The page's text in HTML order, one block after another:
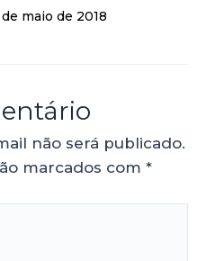
de maio de 2018
não será publicado.
marcados com *